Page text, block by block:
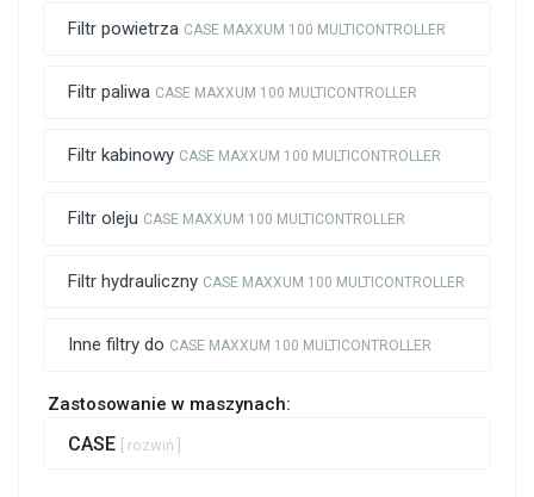
Filtr powietrza CASE MAXXUM 100 MULTICONTROLLER
Filtr paliwa CASE MAXXUM 100 MULTICONTROLLER
Filtr kabinowy CASE MAXXUM 100 MULTICONTROLLER
Filtr oleju CASE MAXXUM 100 MULTICONTROLLER
Filtr hydrauliczny CASE MAXXUM 100 MULTICONTROLLER
Inne filtry do CASE MAXXUM 100 MULTICONTROLLER
Zastosowanie w maszynach:
CASE [ rozwiń ]